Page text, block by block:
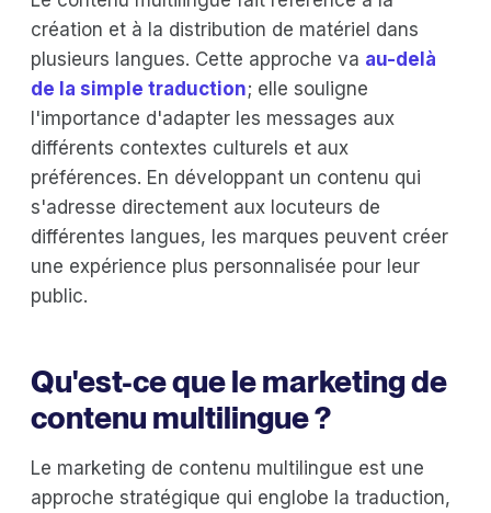
création et à la distribution de matériel dans
plusieurs langues. Cette approche va au-delà
de la simple traduction; elle souligne
l'importance d'adapter les messages aux
différents contextes culturels et aux
préférences. En développant un contenu qui
s'adresse directement aux locuteurs de
différentes langues, les marques peuvent créer
une expérience plus personnalisée pour leur
public.
Qu'est-ce que le marketing de
contenu multilingue ?
Le marketing de contenu multilingue est une
approche stratégique qui englobe la traduction,